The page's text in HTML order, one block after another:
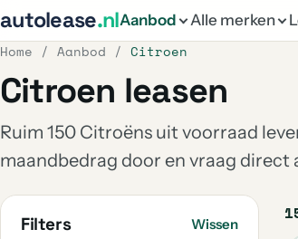
autolease.nlAanbod Alle merken
Home / Aanbod / Citroen
Citroen leasen
Ruim 150 Citroëns uit voorraad
maandbedrag door en vraag direct
Filters Wissen